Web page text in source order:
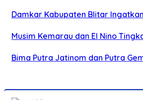
Damkar Kabupaten Blitar
Musim Kemarau dan El Nino
Bima Putra Jatinom dan Putra